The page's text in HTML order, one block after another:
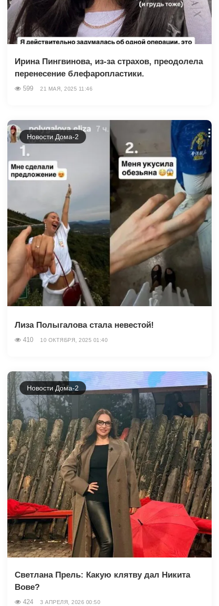
Ирина Пингвинова, из-за страхов, преодолела
перенесение блефаропластики.
599 21 МАЯ, 2025 11:46
Новости Дома-2
Лиза Полыгалова стала невестой!
410 10 ОКТЯБРЯ, 2025 01:40
Новости Дома-2
Светлана Прель: Какую клятву дал Никита
Вове?
424 3 АПРЕЛЯ, 2026 00:50